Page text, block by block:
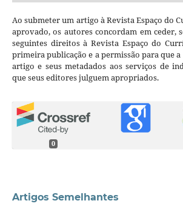
Ao submeter um artigo à Revista Espaço do
aprovado, os autores concordam em ceder,
seguintes direitos à Revista Espaço do
primeira publicação e a permissão para que a
artigo e seus metadados aos serviços de
que seus editores julguem apropriados.
0
Artigos Semelhantes